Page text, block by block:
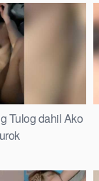
Tulog dahil Ako